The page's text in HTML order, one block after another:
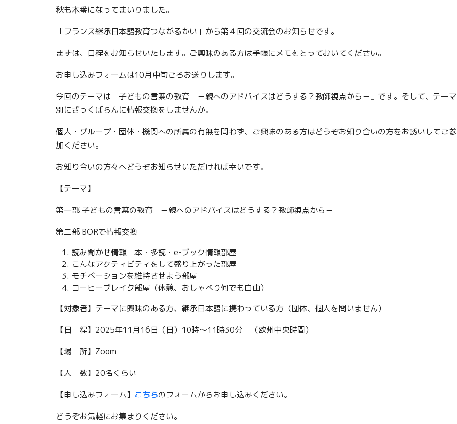
秋も本番になってまいりました。
「フランス継承日本語教育つながるかい」から第４回の交流会のお知らせです。
まずは、日程をお知らせいたします。ご興味のある方は手帳にメモをとっておいてください。
お申し込みフォームは10月中旬ごろお送りします。
今回のテーマは『子どもの言葉の教育 －親へのアドバイスはどうする？教師視点から－』です。そして、テーマ
別にざっくばらんに情報交換をしませんか。
個人・グループ・団体・機関への所属の有無を問わず、ご興味のある方はどうぞお知り合いの方をお誘いしてご参
加ください。
お知り合いの方々へどうぞお知らせいただければ幸いです。
【テーマ】
第一部 子どもの言葉の教育 －親へのアドバイスはどうする？教師視点から－
第二部 BORで情報交換
読み聞かせ情報 本・多読・e-ブック情報部屋
こんなアクティビティをして盛り上がった部屋
モチベーションを維持させよう部屋
コーヒーブレイク部屋（休憩、おしゃべり何でも自由）
【対象者】テーマに興味のある方、継承日本語に携わっている方（団体、個人を問いません）
【日 程】2025年11月16日（日）10時〜11時30分 （欧州中央時間）
【場 所】Zoom
【人 数】20名くらい
【申し込みフォーム】 こちらのフォームからお申し込みください。
どうぞお気軽にお集まりください。